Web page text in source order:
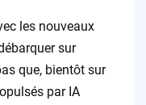
les nouveaux
sur
que, bientôt sur
par IA